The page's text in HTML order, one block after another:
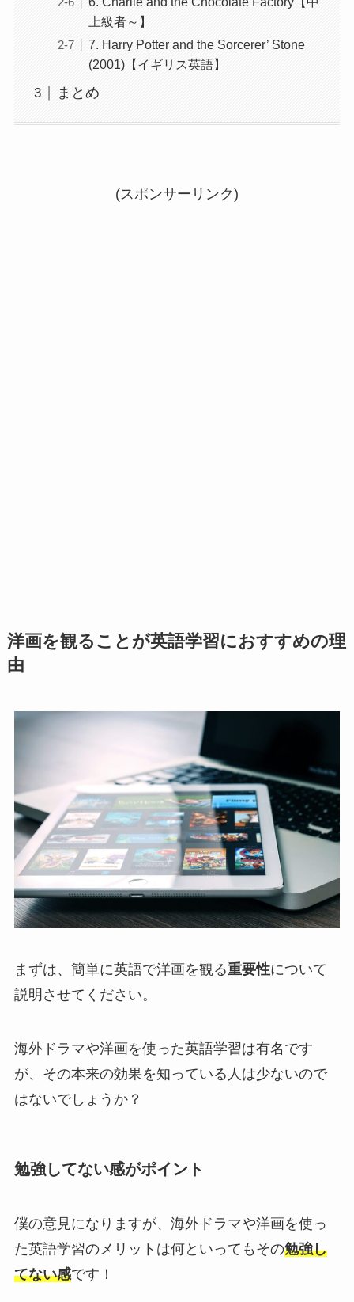
上級者～】
7. Harry Potter and the Sorcerer’ Stone
(2001)【イギリス英語】
まとめ
(スポンサーリンク)
洋画を観ることが英語学習におすすめの理
由
まずは、簡単に英語で洋画を観る重要性について
説明させてください。
海外ドラマや洋画を使った英語学習は有名です
が、その本来の効果を知っている人は少ないので
はないでしょうか？
勉強してない感がポイント
僕の意見になりますが、海外ドラマや洋画を使っ
た英語学習のメリットは何といってもその勉強し
てない感です！